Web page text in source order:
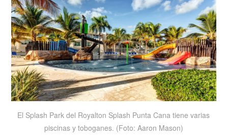
El Splash Park del Royalton Splash Punta Cana tiene varias
piscinas y toboganes. (Foto: Aaron Mason)